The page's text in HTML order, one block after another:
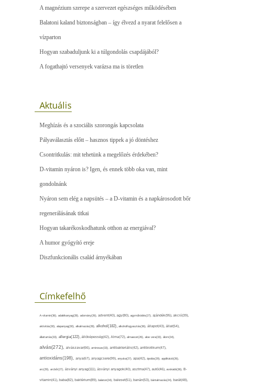
A magnézium szerepe a szervezet egészséges működésében
Balatoni kaland biztonságban – így élvezd a nyarat felelősen a
vízparton
Hogyan szabaduljunk ki a túlgondolás csapdájából?
A fogathajtó versenyek varázsa ma is töretlen
Aktuális
Meghízás és a szociális szorongás kapcsolata
Pályaválasztás előtt – hasznos tippek a jó döntéshez
Csontritkulás: mit tehetünk a megelőzés érdekében?
D-vitamin nyáron is? Igen, és ennek több oka van, mint
gondolnánk
Nyáron sem elég a napsütés – a D-vitamin és a napkárosodott bőr
regenerálásának titkai
Hogyan takarékoskodhatunk otthon az energiával?
A humor gyógyító ereje
Diszfunkcionális család árnyékában
Címkefelhő
A-vitamin(36), adalékanyag(28), adomány(26), advent(40), agy(80), agyműködés(27), ajándék(95), akció(39),
aktivitás(30), alapanyag(30), alkalmazás(28), alkohol(182), alkoholfogyasztás(36), állapot(43), állat(54),
állattartás(33), allergia(122), állóképesség(42), Alma(72), almaecet(26), aloe vera(33), álom(34),
alvás(272), alvászavar(66), aminosav(33), antibakteriális(42), antibiotikum(47),
antioxidáns(198), anya(67), anyagcsere(99), anyuka(27), apa(42), ápolás(29), applikáció(26),
arc(29), arcbőr(27), ásványi anyag(111), ásványi anyagok(40), asztma(47), autó(46), avokádó(36), B-
vitamin(41), baba(82), baktérium(89), balaton(34), baleset(51), banán(53), bántalmazás(24), barát(48),